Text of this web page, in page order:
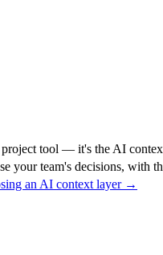
project tool — it's the AI
your team's decisions, with
an AI context layer →